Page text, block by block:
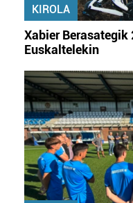
KIROLA
Xabier Berasategik
Euskaltelekin